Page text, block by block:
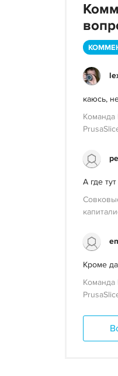
каюсь,
А где
Кроме